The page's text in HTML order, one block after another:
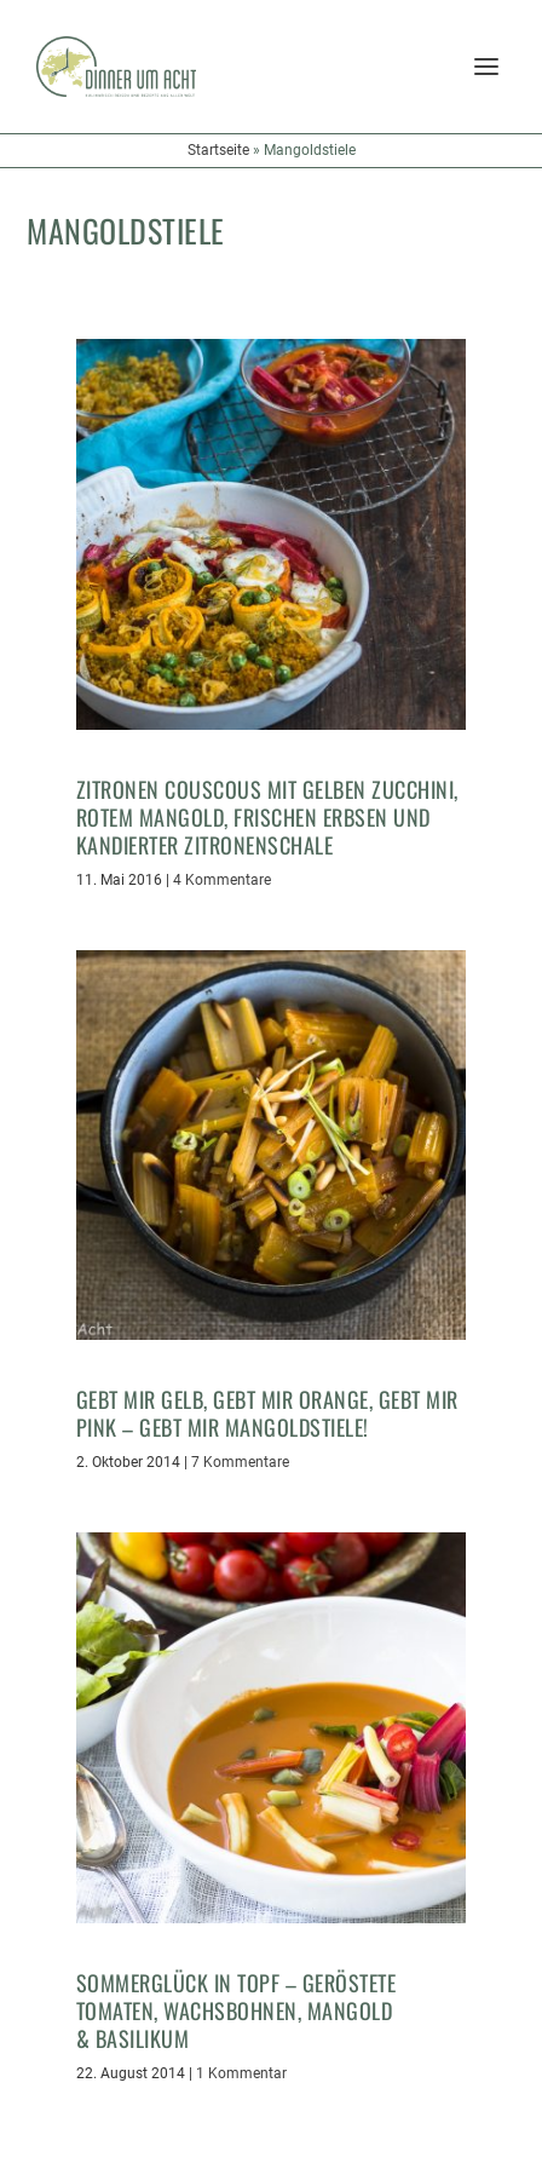
Startseite» Mangoldstiele
MANGOLDSTIELE
ZITRONEN COUSCOUS MIT GELBEN ZUCCHINI,
ROTEM MANGOLD, FRISCHEN ERBSEN UND
KANDIERTER ZITRONENSCHALE
11. Mai 2016 | 4 Kommentare
GEBT MIR GELB, GEBT MIR ORANGE, GEBT MIR
PINK – GEBT MIR MANGOLDSTIELE!
2. Oktober 2014| 7 Kommentare
SOMMERGLÜCK IN TOPF – GERÖSTETE
TOMATEN, WACHSBOHNEN, MANGOLD
& BASILIKUM
22. August 2014| 1 Kommentar